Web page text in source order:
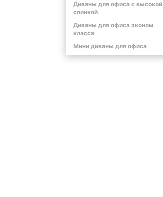
Диваны для офиса с высокой
спинкой
Диваны для офиса эконом
класса
Мини диваны для офиса